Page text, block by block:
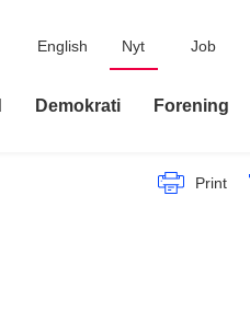
English Nyt Job
Demokrati Forening
Print